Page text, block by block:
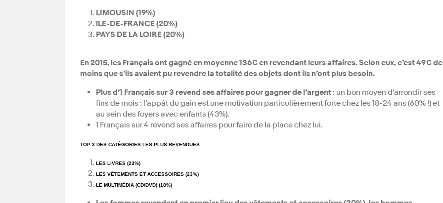
LIMOUSIN (19%)
îLE-DE-FRANCE (20%)
PAYS DE LA LOIRE (20%)
En 2015, les Français ont gagné en moyenne 136€ en revendant leurs affaires.Selon eux, c’est 49€ de
moins que s’ils avaient pu revendre la totalité des objets dont ils n’ont plus besoin.
Plus d’1 Français sur 3 revend ses affaires pour gagner de l’argent : un bon moyen d’arrondir ses
fins de mois : l’appât du gain est une motivation particulièrement forte chez les 18-24 ans (60% !) et
au sein des foyers avec enfants (43%).
1 Français sur 4 revend ses affaires pour faire de la place chez lui.
TOP 3 DES CATÉGORIES LES PLUS REVENDUES
LES LIVRES (23%)
LES VÊTEMENTS ET ACCESSOIRES (23%)
LE MULTIMÉDIA (CD/DVD) (18%)